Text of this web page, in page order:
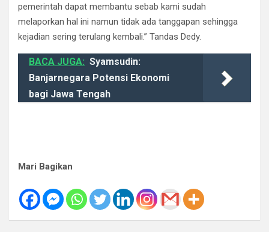
pemerintah dapat membantu sebab kami sudah
melaporkan hal ini namun tidak ada tanggapan sehingga
kejadian sering terulang kembali.” Tandas Dedy.
BACA JUGA: Syamsudin:
Banjarnegara Potensi Ekonomi
bagi Jawa Tengah
Mari Bagikan